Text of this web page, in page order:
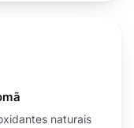
naturais